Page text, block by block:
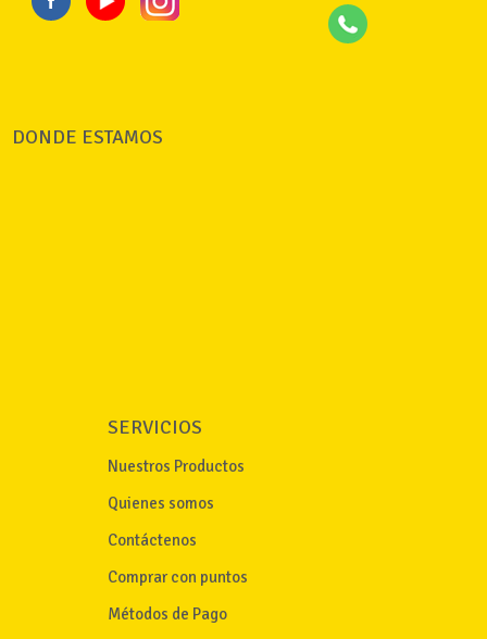
DONDE ESTAMOS
SERVICIOS
Nuestros Productos
Quienes somos
Contáctenos
Comprar con puntos
Métodos de Pago